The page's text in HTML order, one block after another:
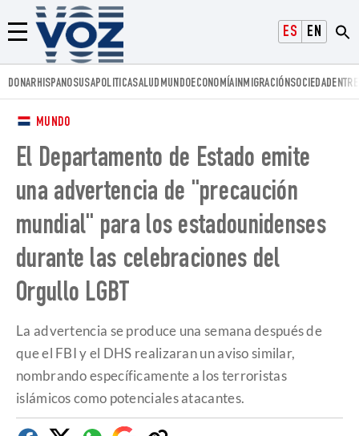
ESPAÑOLENGLISH
Menú
Voz.us
DONARHISPANOSUSAPOLITICASALUD MUNDOECONOMÍAINMIGRACIÓNSOCIEDAD
MUNDO
El Departamento de Estado emite
una advertencia de "precaución
mundial" para los estadounidenses
durante las celebraciones del
Orgullo LGBT
La advertencia se produce una semana después de
que el FBI y el DHS realizaran un aviso similar,
nombrando específicamente a los terroristas
islámicos como potenciales atacantes.